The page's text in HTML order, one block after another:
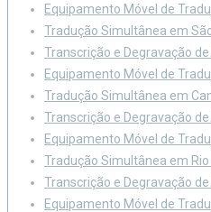
Equipamento Móvel de
Tradução Simultânea em
Transcrição e Degravação
Equipamento Móvel de
Tradução Simultânea em
Transcrição e Degravação
Equipamento Móvel de
Tradução Simultânea em
Transcrição e Degravação
Equipamento Móvel de